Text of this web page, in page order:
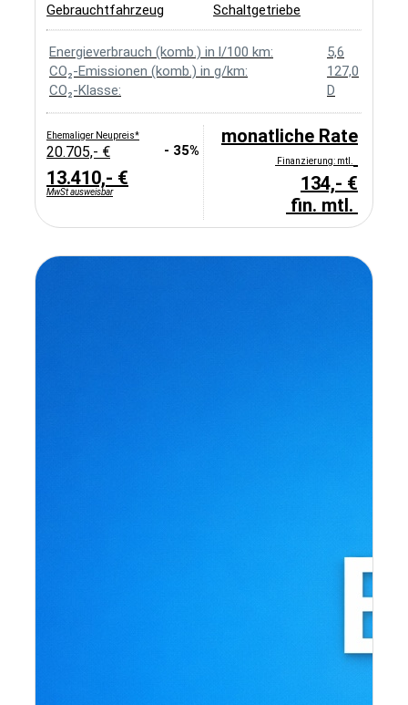
Gebrauchtfahrzeug
Schaltgetriebe
Energieverbrauch (komb.) in l/100 km:
5,6
CO₂-Emissionen (komb.) in g/km:
127,0
CO₂-Klasse:
D
Ehemaliger Neupreis*
20.705,- € - 35%
13.410,- €
MwSt ausweisbar
monatliche Rate
Finanzierung: mtl.
134,- €
fin. mtl.